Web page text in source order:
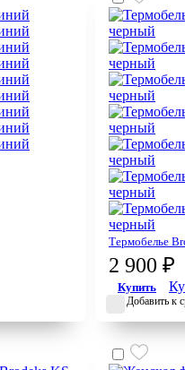
Термобелье
2 900 ₽
Купить
Добавить к